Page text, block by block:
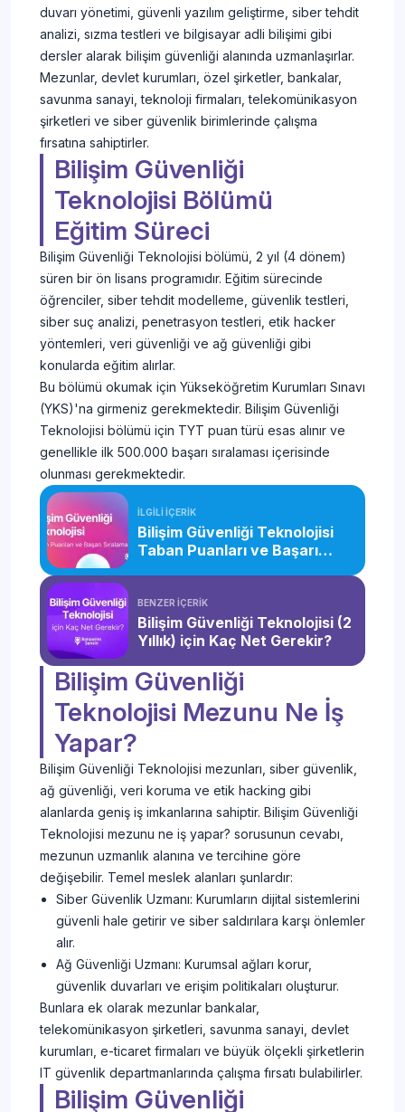
duvarı yönetimi, güvenli yazılım geliştirme, siber tehdit
analizi, sızma testleri ve bilgisayar adli bilişimi gibi
dersler alarak bilişim güvenliği alanında uzmanlaşırlar.
Mezunlar, devlet kurumları, özel şirketler, bankalar,
savunma sanayi, teknoloji firmaları, telekomünikasyon
şirketleri ve siber güvenlik birimlerinde çalışma
fırsatına sahiptirler.
Bilişim Güvenliği
Teknolojisi Bölümü
Eğitim Süreci
Bilişim Güvenliği Teknolojisi bölümü, 2 yıl (4 dönem)
süren bir ön lisans programıdır. Eğitim sürecinde
öğrenciler, siber tehdit modelleme, güvenlik testleri,
siber suç analizi, penetrasyon testleri, etik hacker
yöntemleri, veri güvenliği ve ağ güvenliği gibi
konularda eğitim alırlar.
Bu bölümü okumak için Yükseköğretim Kurumları Sınavı
(YKS)'na girmeniz gerekmektedir. Bilişim Güvenliği
Teknolojisi bölümü için TYT puan türü esas alınır ve
genellikle ilk 500.000 başarı sıralaması içerisinde
olunması gerekmektedir.
İLGİLİ İÇERİK
Bilişim Güvenliği Teknolojisi
Taban Puanları ve Başarı
BENZER İÇERİK
Bilişim Güvenliği Teknolojisi (2
Yıllık) için Kaç Net Gerekir?
Bilişim Güvenliği
Teknolojisi Mezunu Ne İş
Yapar?
Bilişim Güvenliği Teknolojisi mezunları, siber güvenlik,
ağ güvenliği, veri koruma ve etik hacking gibi
alanlarda geniş iş imkanlarına sahiptir. Bilişim Güvenliği
Teknolojisi mezunu ne iş yapar? sorusunun cevabı,
mezunun uzmanlık alanına ve tercihine göre
değişebilir. Temel meslek alanları şunlardır:
Siber Güvenlik Uzmanı: Kurumların dijital sistemlerini
güvenli hale getirir ve siber saldırılara karşı önlemler
alır.
Ağ Güvenliği Uzmanı: Kurumsal ağları korur,
güvenlik duvarları ve erişim politikaları oluşturur.
Bunlara ek olarak mezunlar bankalar,
telekomünikasyon şirketleri, savunma sanayi, devlet
kurumları, e-ticaret firmaları ve büyük ölçekli şirketlerin
IT güvenlik departmanlarında çalışma fırsatı bulabilirler.
Bilişim Güvenliği